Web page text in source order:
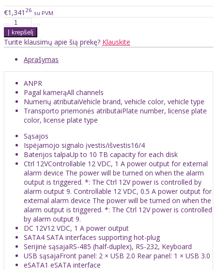
€1,341 26 su PVM
Turite klausimų apie šią prekę? Klauskite
Aprašymas
ANPR
Pagal kamerąAll channels
Numerių atributaiVehicle brand, vehicle color, vehicle type
Transporto priemonės atributaiPlate number, license plate
color, license plate type
Sąsajos
Ispėjamojo signalo įvestis/išvestis16/4
Baterijos talpaUp to 10 TB capacity for each disk
Ctrl 12VControllable 12 VDC, 1 A power output for external
alarm device The power will be turned on when the alarm
output is triggered. *: The Ctrl 12V power is controlled by
alarm output 9. Controllable 12 VDC, 0.5 A power output for
external alarm device The power will be turned on when the
alarm output is triggered. *: The Ctrl 12V power is controlled
by alarm output 9.
DC 12V12 VDC, 1 A power output
SATA4 SATA interfaces supporting hot-plug
Serijinė sąsajaRS-485 (half-duplex), RS-232, Keyboard
USB sąsajaFront panel: 2 × USB 2.0 Rear panel: 1 × USB 3.0
eSATA1 eSATA interface